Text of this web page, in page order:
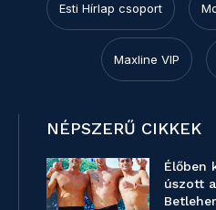
Esti Hírlap csoport
Maxline VIP
NÉPSZERŰ CIKKEK
Élőben
úszott